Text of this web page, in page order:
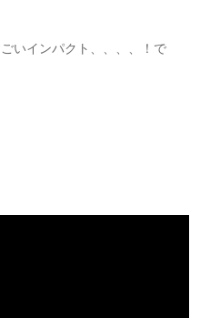
いインパクト、、、、！で